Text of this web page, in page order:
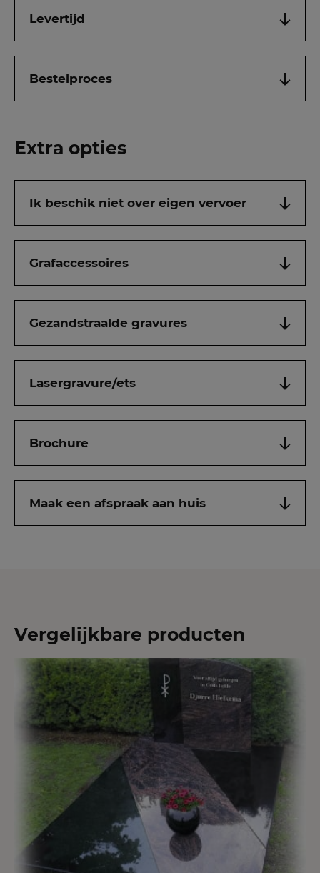
Levertijd
Bestelproces
Extra opties
Ik beschik niet over eigen vervoer
Grafaccessoires
Gezandstraalde gravures
Lasergravure/ets
Brochure
Maak een afspraak aan huis
Vergelijkbare producten